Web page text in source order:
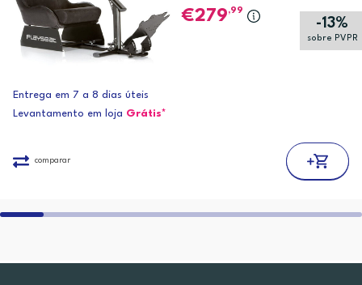
-13%
sobre PVPR
279,99
Entrega em 7 a 8 dias úteis
Levantamento em loja Grátis*
comparar